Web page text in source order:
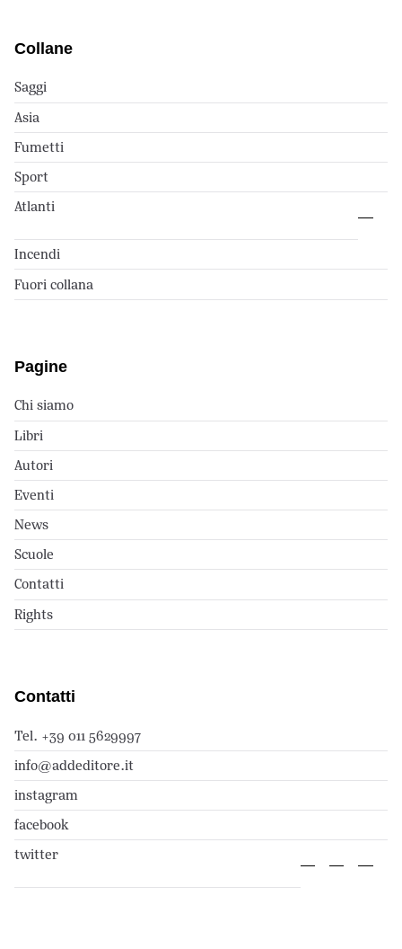
Collane
Saggi
Asia
Fumetti
Sport
Atlanti
Incendi
Fuori collana
Pagine
Chi siamo
Libri
Autori
Eventi
News
Scuole
Contatti
Rights
Contatti
Tel. +39 011 5629997
info@addeditore.it
instagram
facebook
twitter